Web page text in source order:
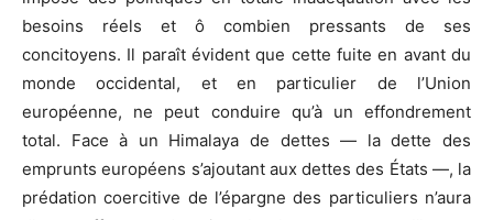
besoins réels et ô combien pressants de ses
concitoyens. Il paraît évident que cette fuite en avant du
monde occidental, et en particulier de l’Union
européenne, ne peut conduire qu’à un effondrement
total. Face à un Himalaya de dettes — la dette des
emprunts européens s’ajoutant aux dettes des États ­—, la
prédation coercitive de l’épargne des particuliers n’aura